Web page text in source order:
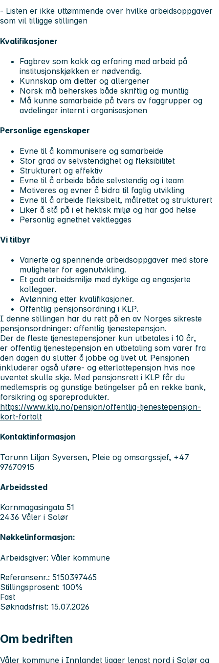
- Listen er ikke uttømmende over hvilke arbeidsoppgaver
som vil tilligge stillingen
Kvalifikasjoner
Fagbrev som kokk og erfaring med arbeid på
institusjonskjøkken er nødvendig.
Kunnskap om dietter og allergener
Norsk må beherskes både skriftlig og muntlig
Må kunne samarbeide på tvers av faggrupper og
avdelinger internt i organisasjonen
Personlige egenskaper
Evne til å kommunisere og samarbeide
Stor grad av selvstendighet og fleksibilitet
Strukturert og effektiv
Evne til å arbeide både selvstendig og i team
Motiveres og evner å bidra til faglig utvikling
Evne til å arbeide fleksibelt, målrettet og strukturert
Liker å stå på i et hektisk miljø og har god helse
Personlig egnethet vektlegges
Vi tilbyr
Varierte og spennende arbeidsoppgaver med store
muligheter for egenutvikling.
Et godt arbeidsmiljø med dyktige og engasjerte
kollegaer.
Avlønning etter kvalifikasjoner.
Offentlig pensjonsordning i KLP.
I denne stillingen har du rett på en av Norges sikreste
pensjonsordninger: offentlig tjenestepensjon.
Der de fleste tjenestepensjoner kun utbetales i 10 år,
er offentlig tjenestepensjon en utbetaling som varer fra
den dagen du slutter å jobbe og livet ut. Pensjonen
inkluderer også uføre- og etterlattepensjon hvis noe
uventet skulle skje. Med pensjonsrett i KLP får du
medlemspris og gunstige betingelser på en rekke bank,
forsikring og spareprodukter.
https://www.klp.no/pensjon/offentlig-tjenestepensjon-
kort-fortalt
Kontaktinformasjon
Torunn Liljan Syversen, Pleie og omsorgssjef, +47
97670915
Arbeidssted
Kornmagasingata 51
2436 Våler i Solør
Nøkkelinformasjon:
Arbeidsgiver: Våler kommune
Referansenr.: 5150397465
Stillingsprosent: 100%
Fast
Søknadsfrist: 15.07.2026
Om bedriften
Våler kommune i Innlandet ligger lengst nord i Solør og